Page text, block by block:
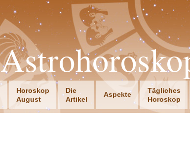
Horoskop
August
Die
Artikel
Aspekte
Tägliches
Horoskop